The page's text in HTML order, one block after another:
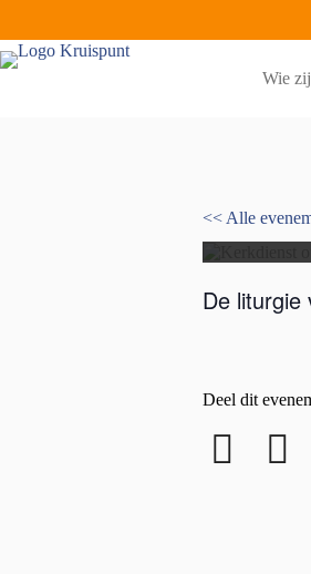
de
inhoud
Wie
<< AlleKerkdienst
De liturgie
Deel dit